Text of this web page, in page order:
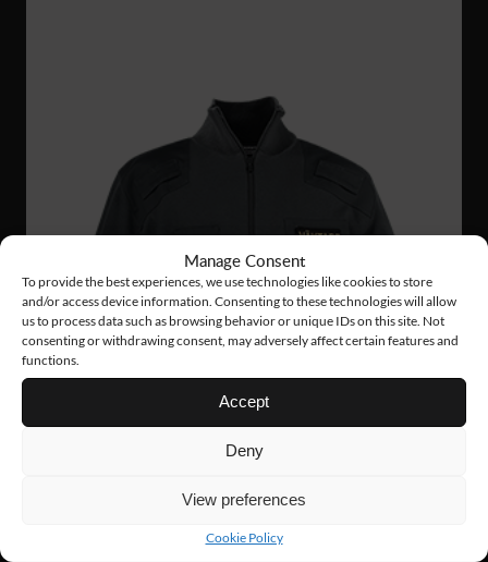
Manage Consent
To provide the best experiences, we use technologies like cookies to store
and/or access device information. Consenting to these technologies will allow
us to process data such as browsing behavior or unique IDs on this site. Not
consenting or withdrawing consent, may adversely affect certain features and
functions.
Accept
Deny
View preferences
Cookie Policy